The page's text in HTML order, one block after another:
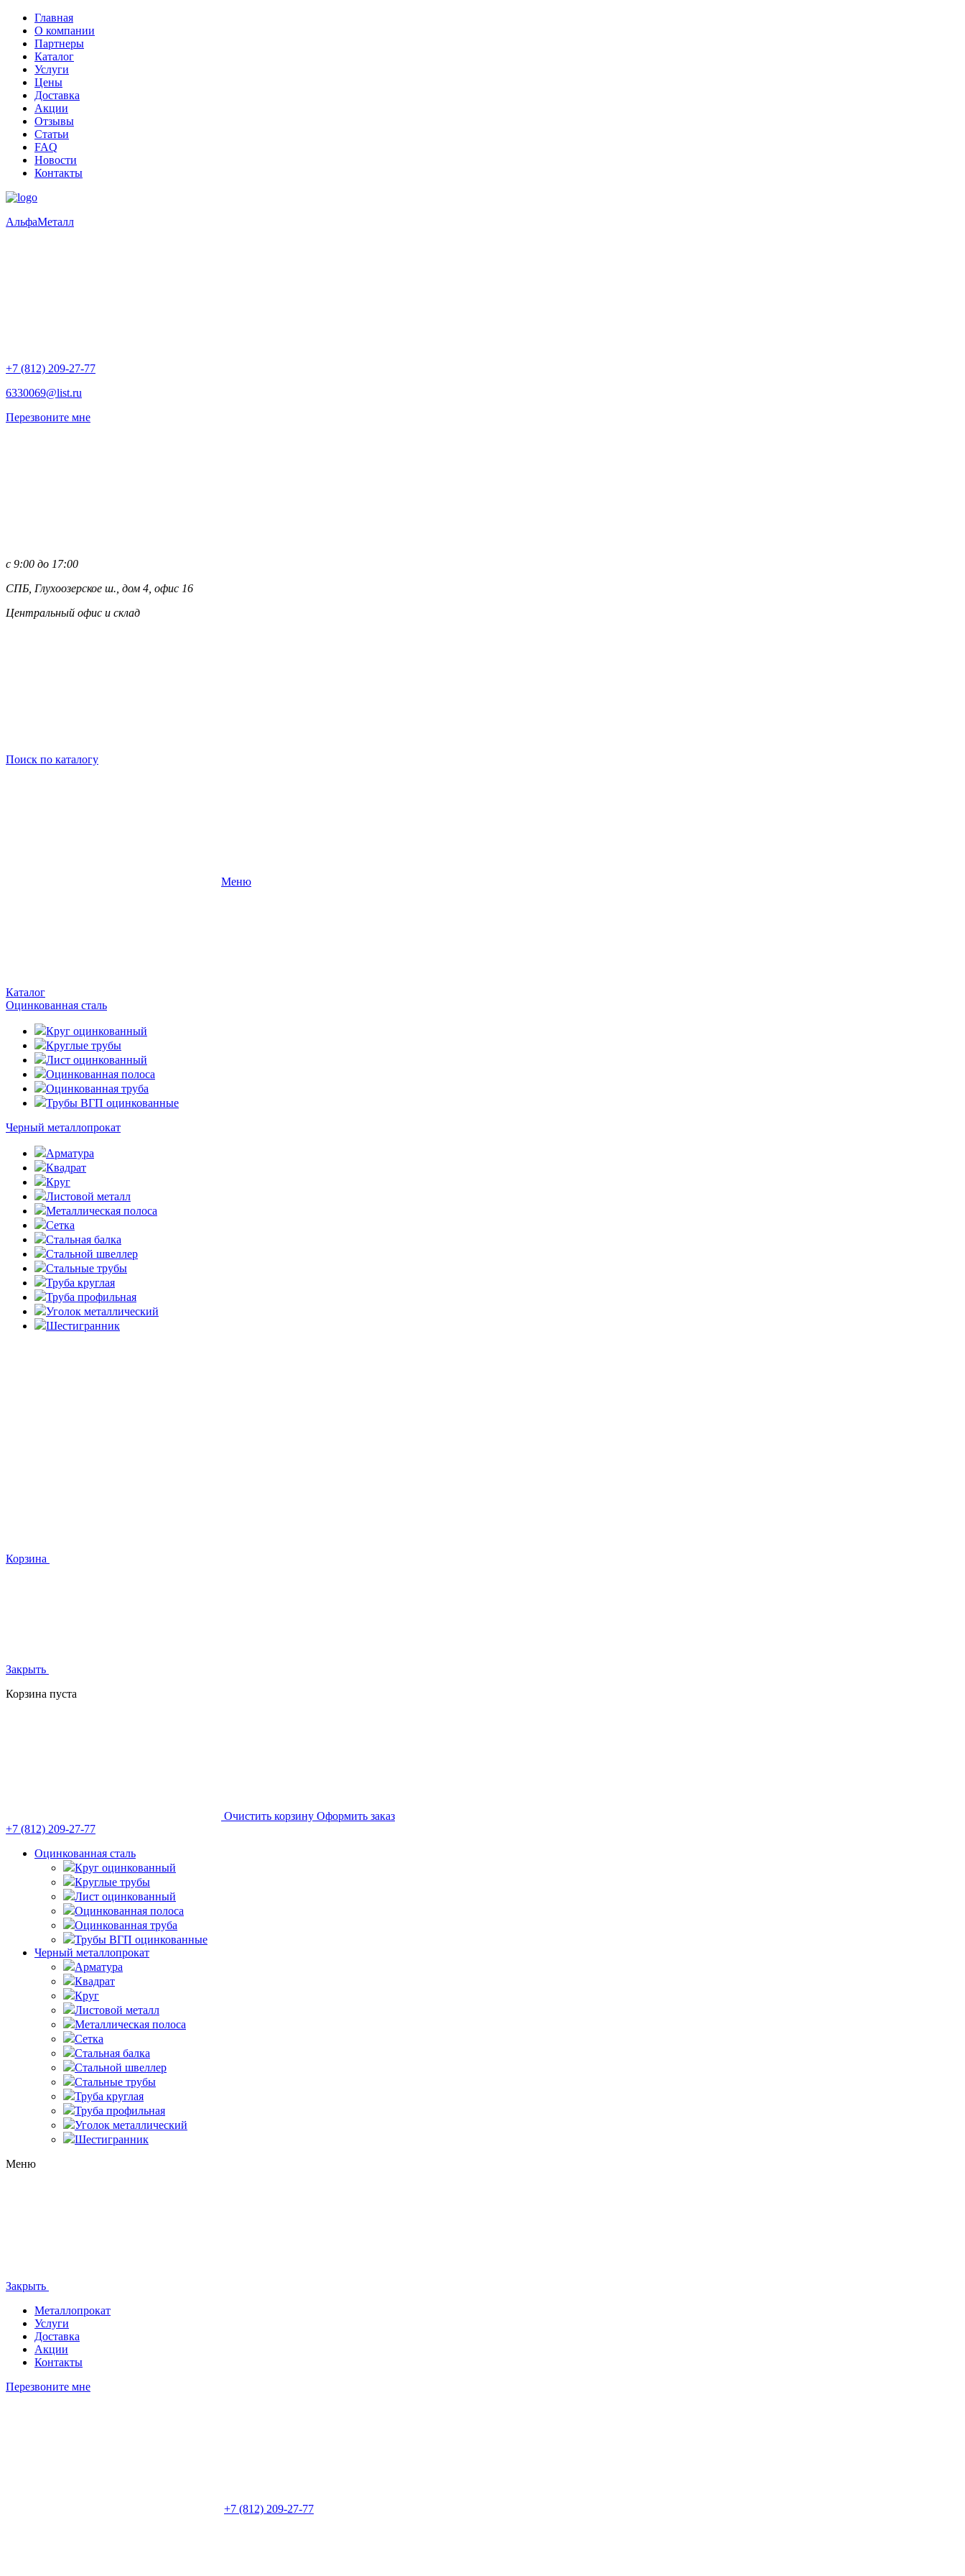
Главная
О компании
Партнеры
Каталог
Услуги
Цены
Доставка
Акции
Отзывы
Статьи
FAQ
Новости
Контакты
АльфаМеталл
+7 (812) 209-27-77
6330069@list.ru
Перезвоните мне
с 9:00 до 17:00
СПБ, Глухоозерское ш., дом 4, офис 16
Центральный офис и склад
Поиск по каталогу
Меню
Каталог
Оцинкованная сталь
Круг оцинкованный
Круглые трубы
Лист оцинкованный
Оцинкованная полоса
Оцинкованная труба
Трубы ВГП оцинкованные
Черный металлопрокат
Арматура
Квадрат
Круг
Листовой металл
Металлическая полоса
Сетка
Стальная балка
Стальной швеллер
Стальные трубы
Труба круглая
Труба профильная
Уголок металлический
Шестигранник
Корзина
Закрыть
Корзина пуста
Очистить корзину Оформить заказ
+7 (812) 209-27-77
Оцинкованная сталь
Круг оцинкованный
Круглые трубы
Лист оцинкованный
Оцинкованная полоса
Оцинкованная труба
Трубы ВГП оцинкованные
Черный металлопрокат
Арматура
Квадрат
Круг
Листовой металл
Металлическая полоса
Сетка
Стальная балка
Стальной швеллер
Стальные трубы
Труба круглая
Труба профильная
Уголок металлический
Шестигранник
Меню
Закрыть
Металлопрокат
Услуги
Доставка
Акции
Контакты
Перезвоните мне
+7 (812) 209-27-77